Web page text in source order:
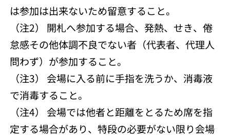
は参加は出来ないため留意すること。
（注2） 開札へ参加する場合、発熱、せき、倦
怠感その他体調不良でない者（代表者、代理人
問わず）が参加すること。
（注3） 会場に入る前に手指を洗うか、消毒液
で消毒すること。
（注4） 会場では他者と距離をとるため席を指
定する場合があり、特段の必要がない限り会場